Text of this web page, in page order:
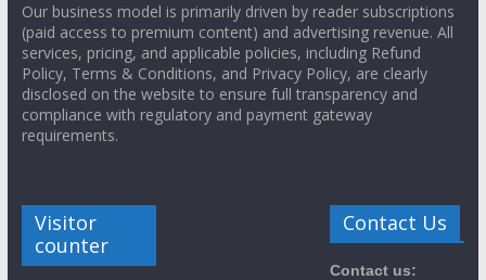
Our business model is primarily driven by reader subscriptions
(paid access to premium content) and advertising revenue. All
services, pricing, and applicable policies, including Refund
Policy, Terms & Conditions, and Privacy Policy, are clearly
disclosed on the website to ensure full transparency and
compliance with regulatory and payment gateway
requirements.
Visitor
counter
Contact Us
Contact us: